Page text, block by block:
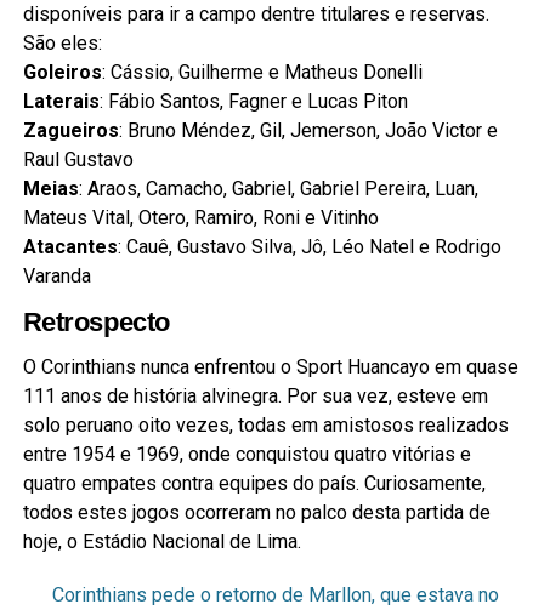
disponíveis para ir a campo dentre titulares e reservas.
São eles:
Goleiros: Cássio, Guilherme e Matheus Donelli
Laterais: Fábio Santos, Fagner e Lucas Piton
Zagueiros: Bruno Méndez, Gil, Jemerson, João Victor e
Raul Gustavo
Meias: Araos, Camacho, Gabriel, Gabriel Pereira, Luan,
Mateus Vital, Otero, Ramiro, Roni e Vitinho
Atacantes: Cauê, Gustavo Silva, Jô, Léo Natel e Rodrigo
Varanda
Retrospecto
O Corinthians nunca enfrentou o Sport Huancayo em quase
111 anos de história alvinegra. Por sua vez, esteve em
solo peruano oito vezes, todas em amistosos realizados
entre 1954 e 1969, onde conquistou quatro vitórias e
quatro empates contra equipes do país. Curiosamente,
todos estes jogos ocorreram no palco desta partida de
hoje, o Estádio Nacional de Lima.
Corinthians pede o retorno de Marllon, que estava no